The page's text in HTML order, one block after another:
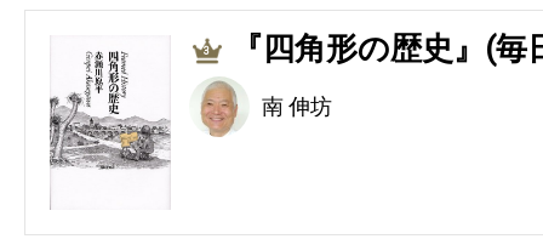
3 『四角形の歴史』(毎
南 伸坊